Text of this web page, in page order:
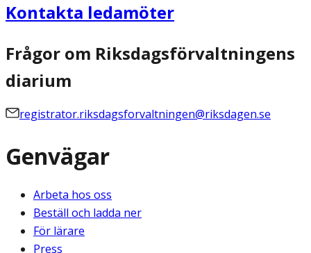
Kontakta ledamöter
Frågor om Riksdagsförvaltningens
diarium
registrator.riksdagsforvaltningen@riksdagen.se
Genvägar
Arbeta hos oss
Beställ och ladda ner
För lärare
Press